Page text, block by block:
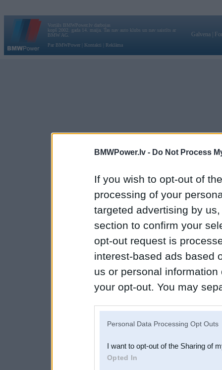
BMWPower.lv - Do Not Process
If you wish to opt-out of
processing of your
targeted advertising by
section to confirm your
opt-out request is
interest-based ads based
us or personal
your opt-out. You may
Downstream Participants
third parties.
Personal Data Processing Opt Outs
I want to opt-out of the Sharing of
Opted In
Vortāls BMWPower.lv darbojas
kopš 2002. gada 14. maija. Tas nav auto klubs un nav saistīts ar
BMW AG.
Par BMWPower
Kontakti Reklāma
Galvena